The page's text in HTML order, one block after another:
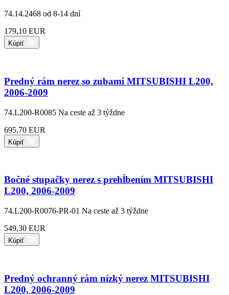
74.14.2468 od 8-14 dní
179,10 EUR
Kúpiť
Predný rám nerez so zubami MITSUBISHI L200,
2006-2009
74.L200-R0085 Na ceste až 3 týždne
695,70 EUR
Kúpiť
Bočné stupačky nerez s prehĺbením MITSUBISHI
L200, 2006-2009
74.L200-R0076-PR-01 Na ceste až 3 týždne
549,30 EUR
Kúpiť
Predný ochranný rám nízký nerez MITSUBISHI
L200, 2006-2009